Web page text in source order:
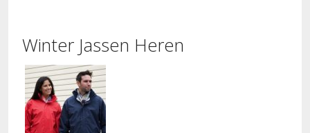
Winter Jassen Heren